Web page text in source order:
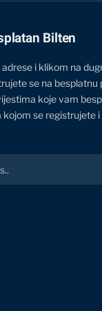
Bilten
i klikom na
se na besplatnu
koje vam
se registrujete